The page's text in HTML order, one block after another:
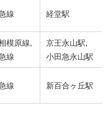
線 経堂駅
模原線,
線
京王永山駅,
小田急永山駅
線 新百合ヶ丘駅